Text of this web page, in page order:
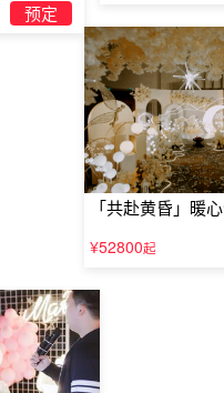
推荐沈阳红麒麟旅馆
于市区繁华中心地段，距
毗邻中街购物区、沈阳故
住红麒麟旅馆，您将在旅馆
受日本风情的榻榻米。酒店
小时热水，独立空调和液晶
情温馨的服务，全体旅馆人
店求婚策划推荐等内容，希
店求婚策划推荐和给TA一个
预定
「共赴黄昏」暖
婚仪式
¥52800起